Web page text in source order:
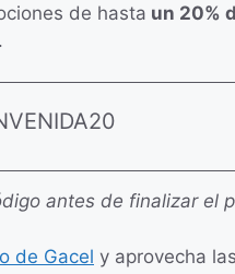
de hasta un 20%
antes de finalizar el
de Gacel y aprovecha